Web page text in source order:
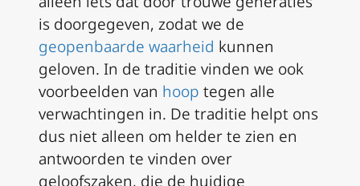
is doorgegeven, zodat we de
geopenbaarde waarheid kunnen
geloven. In de traditie vinden we ook
voorbeelden van hoop tegen alle
verwachtingen in. De traditie helpt ons
dus niet alleen om helder te zien en
antwoorden te vinden over
geloofszaken, die de huidige